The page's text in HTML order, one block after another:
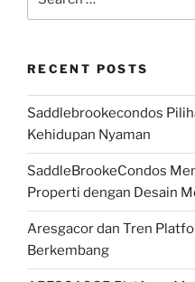
for:
RECENT POSTS
Saddlebrookecondos
Kehidupan Nyaman
SaddleBrookeCondos
Properti dengan Desain
Aresgacor dan Tren
Berkembang